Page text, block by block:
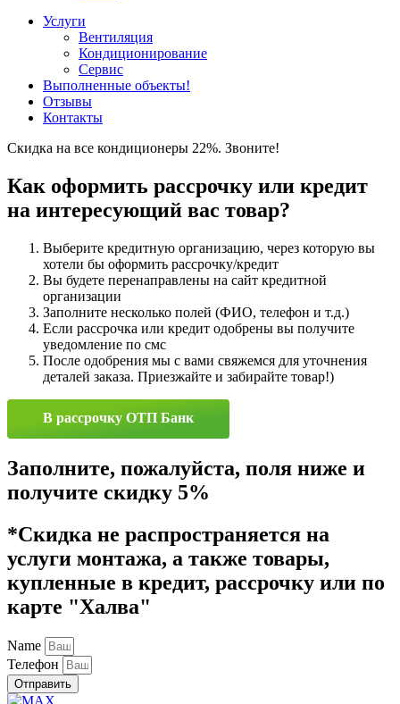
Услуги
Вентиляция
Кондиционирование
Сервис
Выполненные объекты!
Отзывы
Контакты
Скидка на все кондиционеры 22%. Звоните!
Как оформить рассрочку или кредит
на интересующий вас товар?
Выберите кредитную организацию, через которую вы
хотели бы оформить рассрочку/кредит
Вы будете перенаправлены на сайт кредитной
организации
Заполните несколько полей (ФИО, телефон и т.д.)
Если рассрочка или кредит одобрены вы получите
уведомление по смс
После одобрения мы с вами свяжемся для уточнения
деталей заказа. Приезжайте и забирайте товар!)
В рассрочку ОТП Банк
Заполните, пожалуйста, поля ниже и
получите скидку 5%
*Скидка не распространяется на
услуги монтажа, а также товары,
купленные в кредит, рассрочку или по
карте "Халва"
Name
Телефон
Отправить